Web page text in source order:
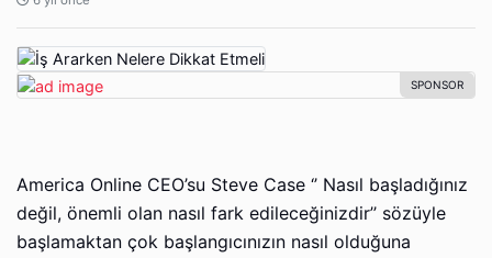
America Online CEO’su Steve Case ‘’ Nasıl başladığınız
değil, önemli olan nasıl fark edileceğinizdir’’ sözüyle
başlamaktan çok başlangıcınızın nasıl olduğuna